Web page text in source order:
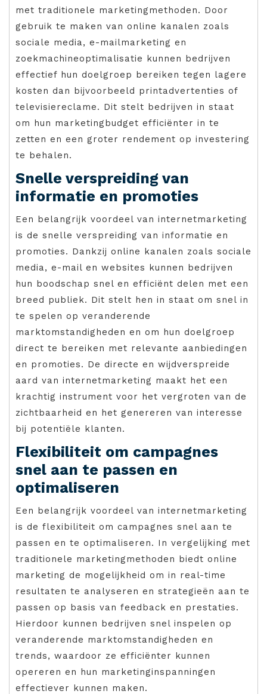
met traditionele marketingmethoden. Door
gebruik te maken van online kanalen zoals
sociale media, e-mailmarketing en
zoekmachineoptimalisatie kunnen bedrijven
effectief hun doelgroep bereiken tegen lagere
kosten dan bijvoorbeeld printadvertenties of
televisiereclame. Dit stelt bedrijven in staat
om hun marketingbudget efficiënter in te
zetten en een groter rendement op investering
te behalen.
Snelle verspreiding van
informatie en promoties
Een belangrijk voordeel van internetmarketing
is de snelle verspreiding van informatie en
promoties. Dankzij online kanalen zoals sociale
media, e-mail en websites kunnen bedrijven
hun boodschap snel en efficiënt delen met een
breed publiek. Dit stelt hen in staat om snel in
te spelen op veranderende
marktomstandigheden en om hun doelgroep
direct te bereiken met relevante aanbiedingen
en promoties. De directe en wijdverspreide
aard van internetmarketing maakt het een
krachtig instrument voor het vergroten van de
zichtbaarheid en het genereren van interesse
bij potentiële klanten.
Flexibiliteit om campagnes
snel aan te passen en
optimaliseren
Een belangrijk voordeel van internetmarketing
is de flexibiliteit om campagnes snel aan te
passen en te optimaliseren. In vergelijking met
traditionele marketingmethoden biedt online
marketing de mogelijkheid om in real-time
resultaten te analyseren en strategieën aan te
passen op basis van feedback en prestaties.
Hierdoor kunnen bedrijven snel inspelen op
veranderende marktomstandigheden en
trends, waardoor ze efficiënter kunnen
opereren en hun marketinginspanningen
effectiever kunnen maken.